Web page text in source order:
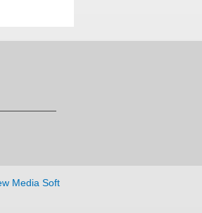
Media Soft